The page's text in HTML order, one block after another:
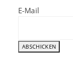
E-Mail